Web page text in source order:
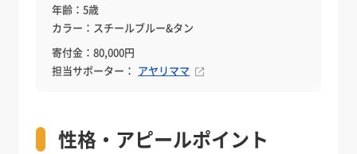
年齢：5歳
カラー：スチールブルー&タン
寄付金：80,000円
担当サポーター： アヤリママ
性格・アピールポイント